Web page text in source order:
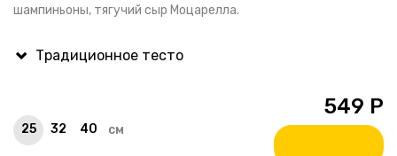
шампиньоны, тягучий сыр Моцарелла.
25 32 40 см
549 Р